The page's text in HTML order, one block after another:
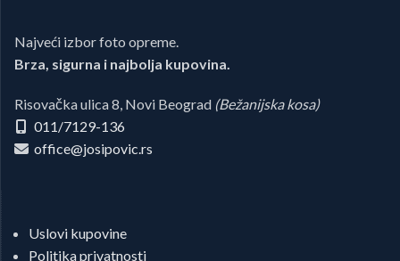
Najveći izbor foto opreme.
Brza, sigurna i najbolja kupovina.
Risovačka ulica 8, Novi Beograd (Bežanijska kosa)
011/7129-136
office@josipovic.rs
Uslovi kupovine
Politika privatnosti